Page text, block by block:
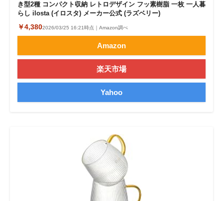
き型2種 コンパクト収納 レトロデザイン フッ素樹脂 一枚 一人暮
らし ilosta (イロスタ) メーカー公式 (ラズベリー)
￥4,3802026/03/25 16:21時点｜Amazon調べ
Amazon
楽天市場
Yahoo